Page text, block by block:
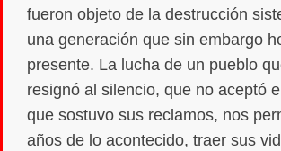
fueron objeto de la destrucción
una generación que sin embargo
presente. La lucha de un pueblo
resignó al silencio, que no aceptó
que sostuvo sus reclamos, nos
años de lo acontecido, traer sus